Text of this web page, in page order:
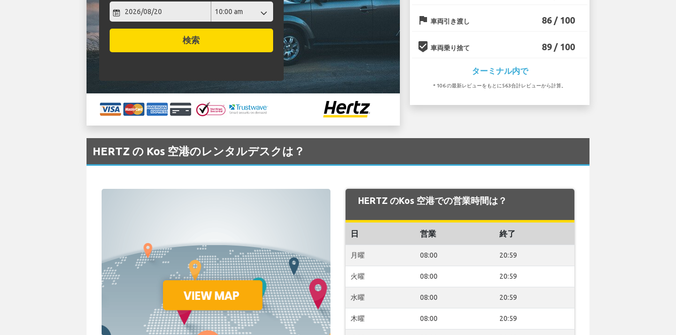
検索
flag 車両引き渡し 86 / 100
beenhere 車両乗り捨て 89 / 100
ターミナル内で
* 106 の最新レビューをもとに563合計レビューから計算。
HERTZ の Kos 空港のレンタルデスクは？
HERTZ のKos 空港での営業時間は？
日 営業 終了
月曜 08:00 20:59
火曜 08:00 20:59
水曜 08:00 20:59
木曜 08:00 20:59